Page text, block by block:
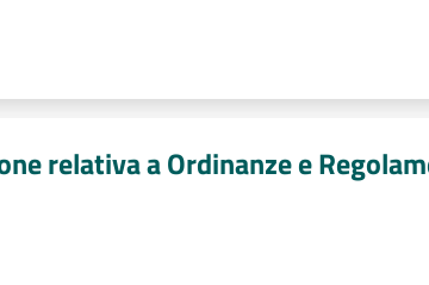
relativa a Ordinanze e